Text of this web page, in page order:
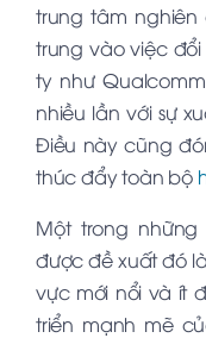
trung tâm
trung vào việc
ty như
nhiều lần với sự
Điều này cũng
thúc đẩy toàn bộ
Một trong
được đề xuất đó
vực mới nổi và ít
triển mạnh mẽ